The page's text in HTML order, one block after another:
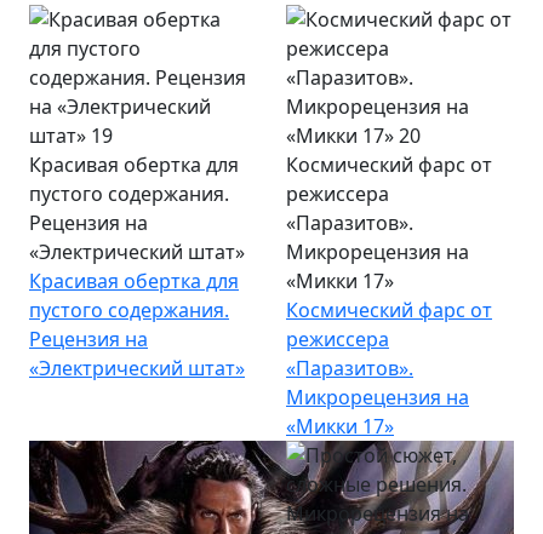
Красивая обертка для
пустого содержания.
Рецензия на
«Электрический штат»
Красивая обертка для
пустого содержания.
Рецензия на
«Электрический штат»
Космический фарс от
режиссера
«Паразитов».
Микрорецензия на
«Микки 17»
Космический фарс от
режиссера
«Паразитов».
Микрорецензия на
«Микки 17»